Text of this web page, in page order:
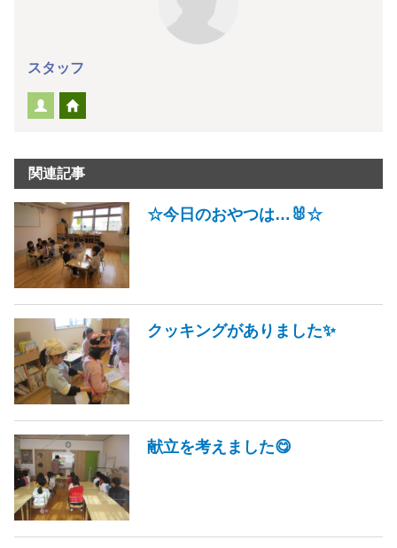
スタッフ
関連記事
☆今日のおやつは…🐰☆
クッキングがありました✨
献立を考えました😋